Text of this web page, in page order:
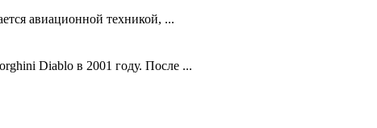
авиационной техникой, ...
Diablo в 2001 году. После ...